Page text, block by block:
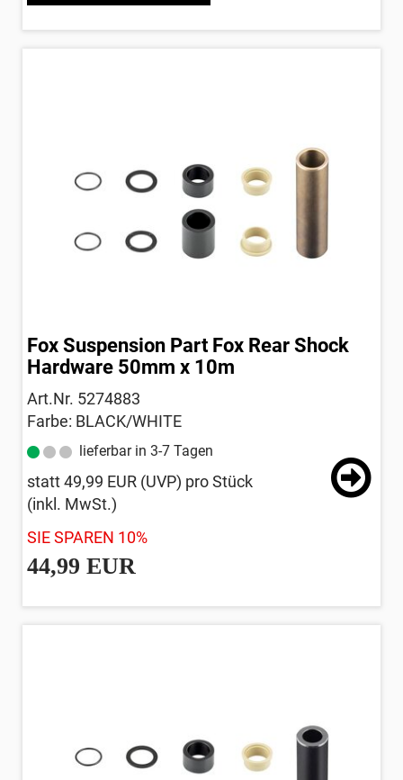
Fox Suspension Part Fox Rear Shock
Hardware 50mm x 10m
Art.Nr. 5274883
Farbe: BLACK/WHITE
lieferbar in 3-7 Tagen
statt49,99 EUR (UVP) pro Stück
(inkl. MwSt.)
SIE SPAREN 10%
44,99 EUR